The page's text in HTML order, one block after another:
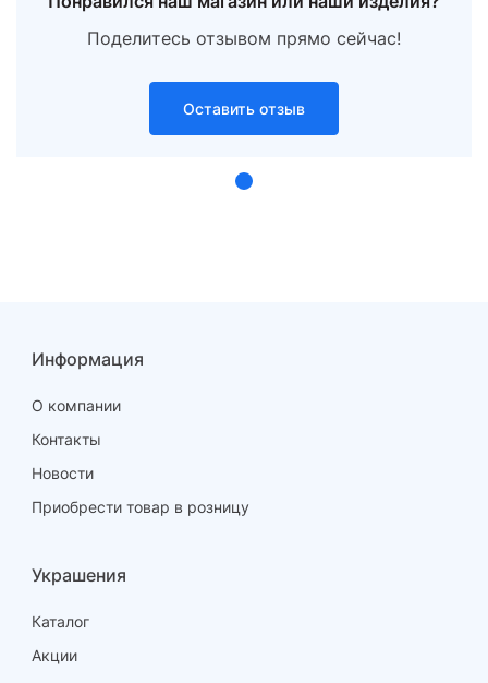
Поделитесь отзывом прямо сейчас!
Оставить отзыв
Информация
О компании
Контакты
Новости
Приобрести товар в розницу
Украшения
Каталог
Акции